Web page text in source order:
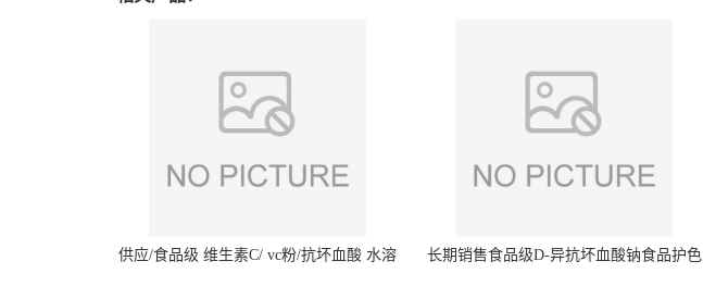
供应/食品级 维生素C/ vc粉/抗坏血酸 水溶
长期销售食品级D-异抗坏血酸钠食品护色